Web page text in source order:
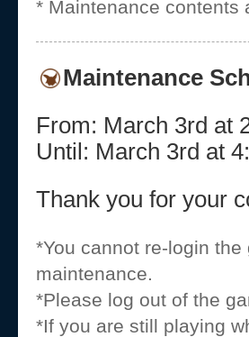
* Maintenance contents
Maintenance
From: March 3rd at
Until: March 3rd at
Thank you for your
*You cannot re-login
maintenance.
*Please log out of the
*If you are still playing